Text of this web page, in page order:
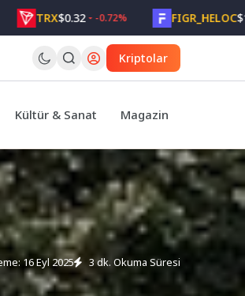
TRX$0.32 -0.72% FIGR_HELOC $1.05
Kriptolar
Kültür & Sanat Magazin
16 Eyl 2025 3 dk. Okuma Süresi